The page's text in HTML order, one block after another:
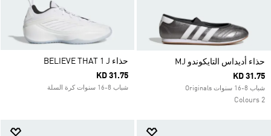
حذاء أديداس التايكوندو MJ
KD 31.75
شباب 8-16 سنوات Originals
2 Colours
حذاء BELIEVE THAT 1 J
KD 31.75
شباب 8-16 سنوات كرة السلة